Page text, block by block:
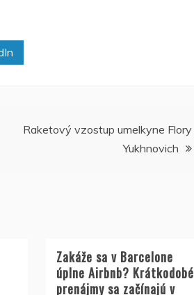
Raketový vzostup umelkyne Flory
Yukhnovich
Zakáže sa v Barcelone
úplne Airbnb? Krátkodobé
prenájmy sa začínajú v